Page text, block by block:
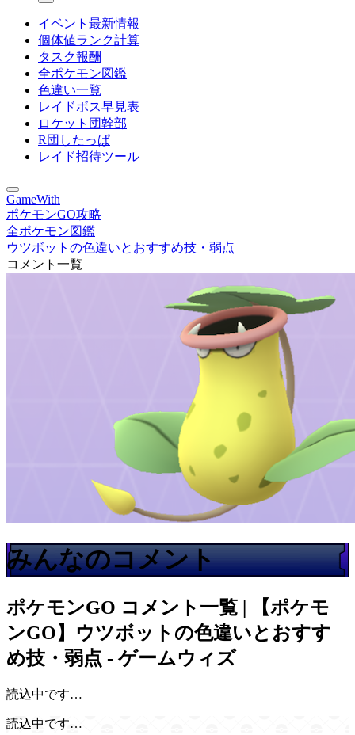
イベント最新情報
個体値ランク計算
タスク報酬
全ポケモン図鑑
色違い一覧
レイドボス早見表
ロケット団幹部
R団したっぱ
レイド招待ツール
GameWith
ポケモンGO攻略
全ポケモン図鑑
ウツボットの色違いとおすすめ技・弱点
コメント一覧
みんなのコメント
ポケモンGO コメント一覧 | 【ポケモ
ンGO】ウツボットの色違いとおすす
め技・弱点 - ゲームウィズ
読込中です…
読込中です…